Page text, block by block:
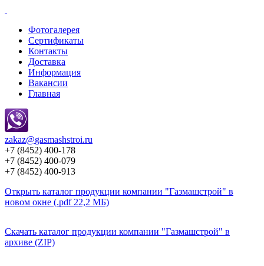
Фотогалерея
Сертификаты
Контакты
Доставка
Информация
Вакансии
Главная
zakaz@gasmashstroi.ru
+7 (8452) 400-178
+7 (8452) 400-079
+7 (8452) 400-913
Открыть каталог продукции компании "Газмашстрой" в
новом окне (.pdf 22,2 МБ)
Скачать каталог продукции компании "Газмашстрой" в
архиве (ZIP)